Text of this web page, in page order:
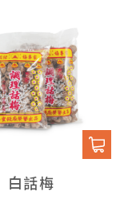
白話梅